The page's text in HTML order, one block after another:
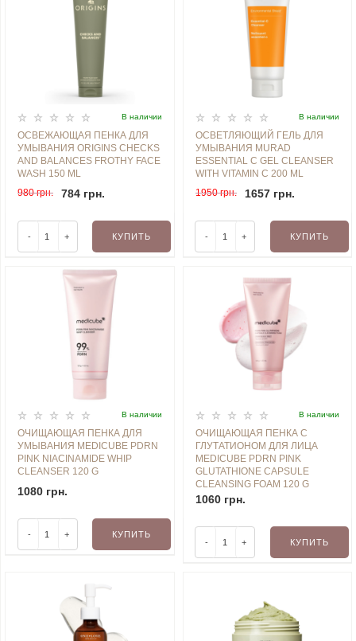
В наличии
ОСВЕЖАЮЩАЯ ПЕНКА ДЛЯ
УМЫВАНИЯ ORIGINS CHECKS
AND BALANCES FROTHY FACE
WASH 150 ML
980 грн.
784 грн.
- + КУПИТЬ
В наличии
ОСВЕТЛЯЮЩИЙ ГЕЛЬ ДЛЯ
УМЫВАНИЯ MURAD
ESSENTIAL C GEL CLEANSER
WITH VITAMIN C 200 ML
1950 грн.
1657 грн.
- + КУПИТЬ
В наличии
ОЧИЩАЮЩАЯ ПЕНКА ДЛЯ
УМЫВАНИЯ MEDICUBE PDRN
PINK NIACINAMIDE WHIP
CLEANSER 120 G
1080 грн.
- + КУПИТЬ
В наличии
ОЧИЩАЮЩАЯ ПЕНКА С
ГЛУТАТИОНОМ ДЛЯ ЛИЦА
MEDICUBE PDRN PINK
GLUTATHIONE CAPSULE
CLEANSING FOAM 120 G
1060 грн.
- + КУПИТЬ